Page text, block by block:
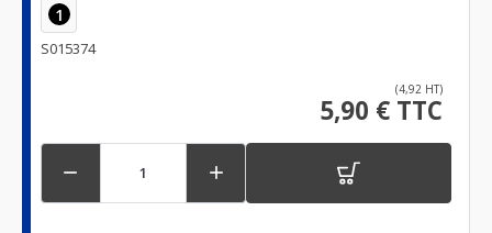
1
S015374
(4,92 HT)
5,90 € TTC
 